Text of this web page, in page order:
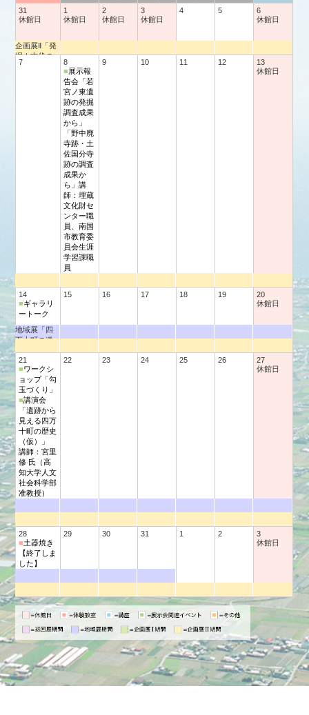
31
休館日
企画展Ⅱ「発
掘！古代の
土佐」
1
休館日
2
休館日
3
休館日
4 5
6
休館日
7
8
■展示報
告会「若
宮ノ東遺
跡の発掘
調査成果
から」
「野中廃
寺跡・土
佐国分寺
跡の調査
成果か
ら」講
師：埋蔵
文化財セ
ンター職
員、南国
市教育委
員会生涯
学習課職
員
9 10 11 12
13
休館日
14
地域展「四
万十町の遺
■ギャラリ
ートーク
15 16 17 18 19
20
休館日
21
■ワークシ
ョップ「勾
玉づくり」
■講演会
「遺跡から
見える四万
十町の歴史
（仮）」
講師：宮里
修 氏（高
知大学人文
社会科学部
准教授）
22 23 24 25 26
27
休館日
28
■土器焼き
【終了しま
した】
29 30 31 1 2
3
休館日